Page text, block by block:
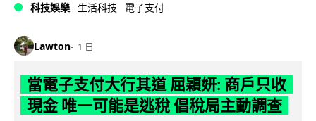
科技娛樂 生活科技 電子支付
Lawton 1 日
當電子支付大行其道 屈穎妍: 商戶只收
現金 唯一可能是逃稅 倡稅局主動調查